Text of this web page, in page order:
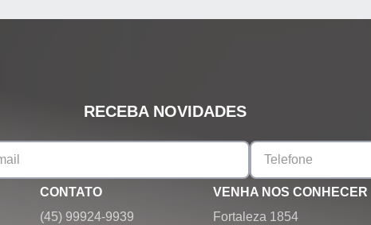
RECEBA NOVIDADES
CONTATO
(45) 99924-9939
VENHA NOS CONHECER
Fortaleza 1854